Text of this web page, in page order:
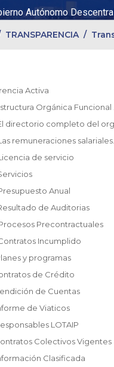
Autónomo
TRANSPARENCIA
Activa
Orgánica Funcional
directorio completo del
remuneraciones salariales.
de servicio
Anual
de Auditorias
Precontractuales
Incumplido
y programas
de Crédito
de Cuentas
de Viaticos
LOTAIP
Colectivos Vigentes
Clasificada